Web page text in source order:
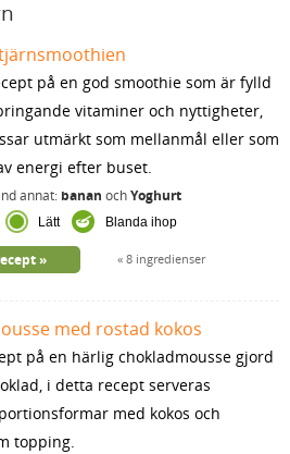
på en god smoothie som är fylld
vitaminer och nyttigheter,
utmärkt som mellanmål eller som
energi efter buset.
annat: banan ochYoghurt
Lätt Blanda ihop
8 ingredienser
med rostad kokos
på en härlig chokladmousse gjord
i detta recept serveras
med kokos och
topping.